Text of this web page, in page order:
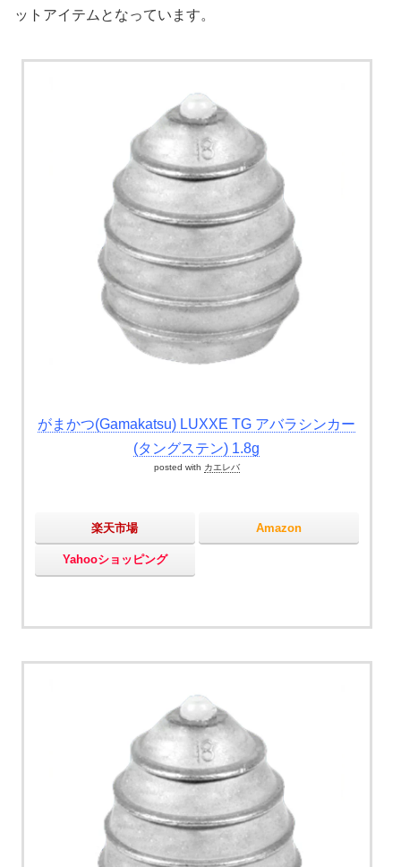
ットアイテムとなっています。
がまかつ(Gamakatsu) LUXXE TG アバラシンカー
(タングステン) 1.8g
posted with カエレバ
楽天市場 Amazon
Yahooショッピング